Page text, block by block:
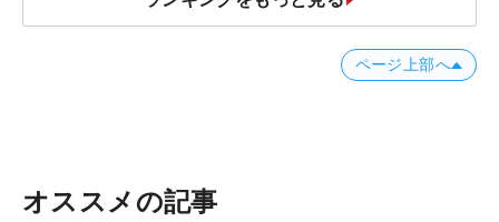
ページ上部へ
オススメの記事